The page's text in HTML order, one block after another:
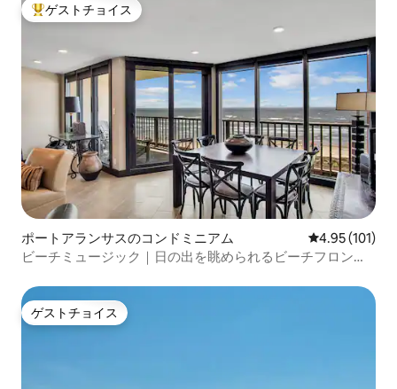
大好評のゲストチョイスです。
ゲストチョイス
ポートアランサスのコンドミニアム レビュー101
4.95 (101)
ビーチミュージック｜日の出を眺められるビーチフロント
ゲストチョイス
ゲストチョイス